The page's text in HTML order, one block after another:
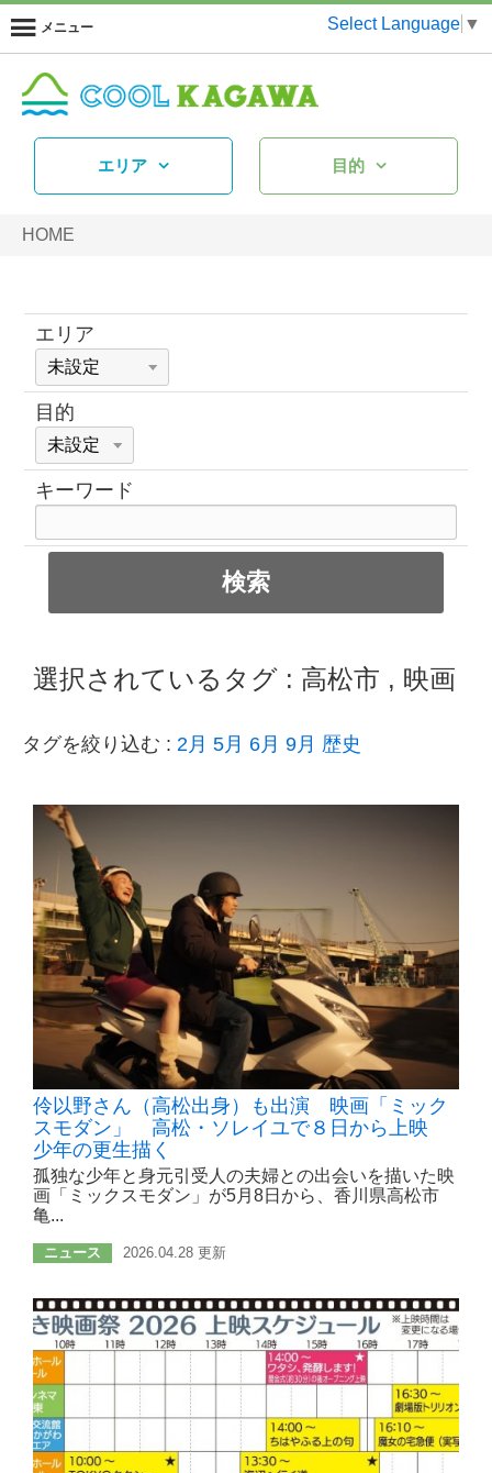
メニュー Select Language ▼
エリア 目的
HOME
エリア
目的
キーワード
選択されているタグ : 高松市 , 映画
タグを絞り込む : 2月 5月 6月 9月 歴史
伶以野さん（高松出身）も出演 映画「ミック
スモダン」 高松・ソレイユで８日から上映
少年の更生描く
孤独な少年と身元引受人の夫婦との出会いを描いた映
画「ミックスモダン」が5月8日から、香川県高松市
亀...
ニュース 2026.04.28 更新